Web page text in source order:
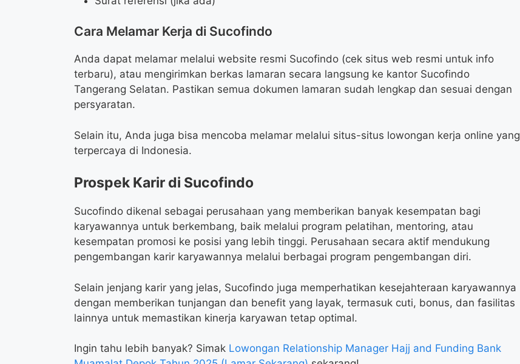
Cara Melamar Kerja di Sucofindo
Anda dapat melamar melalui website resmi Sucofindo (cek situs web resmi untuk info
terbaru), atau mengirimkan berkas lamaran secara langsung ke kantor Sucofindo
Tangerang Selatan. Pastikan semua dokumen lamaran sudah lengkap dan sesuai dengan
persyaratan.
Selain itu, Anda juga bisa mencoba melamar melalui situs-situs lowongan kerja online yang
terpercaya di Indonesia.
Prospek Karir di Sucofindo
Sucofindo dikenal sebagai perusahaan yang memberikan banyak kesempatan bagi
karyawannya untuk berkembang, baik melalui program pelatihan, mentoring, atau
kesempatan promosi ke posisi yang lebih tinggi. Perusahaan secara aktif mendukung
pengembangan karir karyawannya melalui berbagai program pengembangan diri.
Selain jenjang karir yang jelas, Sucofindo juga memperhatikan kesejahteraan karyawannya
dengan memberikan tunjangan dan benefit yang layak, termasuk cuti, bonus, dan fasilitas
lainnya untuk memastikan kinerja karyawan tetap optimal.
Ingin tahu lebih banyak? Simak Lowongan Relationship Manager Hajj and Funding Bank